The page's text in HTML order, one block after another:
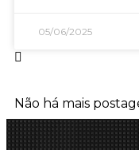
05/06/2025
Não há mais